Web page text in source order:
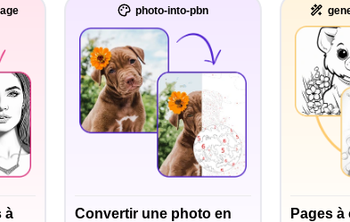
à
photo-into-pbn
Convertir une photo en
Pages